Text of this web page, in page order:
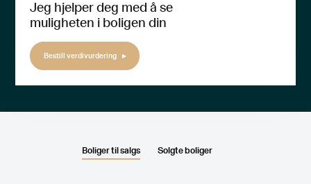
Jeg hjelper deg med å se
muligheten i boligen din
Bestill verdivurdering
Boliger til salgs Solgte boliger